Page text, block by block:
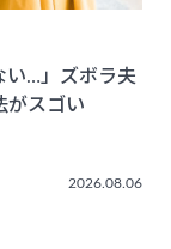
い…」ズボラ夫
がスゴい
2026.08.06